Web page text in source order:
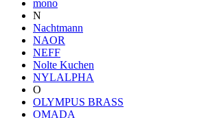
mono
N
Nachtmann
NAOR
NEFF
Nolte Kuchen
NYLALPHA
O
OLYMPUS BRASS
OMADA